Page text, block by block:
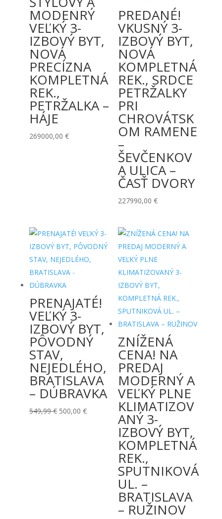
MODENRÝ
VEĽKÝ 3-
IZBOVÝ BYT,
NOVÁ
PRECÍZNA
KOMPLETNÁ
REK.,
PETRŽALKA –
HÁJE
269000,00 €
PREDANÉ!
VKUSNÝ 3-
IZBOVÝ BYT,
NOVÁ
KOMPLETNÁ
REK., SRDCE
PETRŽALKY
PRI
CHROVÁTSK
OM RAMENE
–
ŠEVČENKOV
A ULICA –
ČASŤ DVORY
227990,00 €
PRENAJATÉ!
VEĽKÝ 3-
IZBOVÝ BYT,
PÔVODNÝ
STAV,
NEJEDLÉHO,
BRATISLAVA
– DÚBRAVKA
549,99€ Pôvodná
500,00 €Aktuálna
ZNÍŽENÁ
CENA! NA
PREDAJ
MODERNÝ A
VEĽKÝ PLNE
KLIMATIZOV
ANÝ 3-
IZBOVÝ BYT,
KOMPLETNÁ
REK.,
SPUTNIKOVÁ
UL. –
BRATISLAVA
– RUŽINOV